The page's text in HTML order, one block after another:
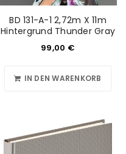
BD 131-A-1 2,72m X 11m
Hintergrund Thunder Gray
99,00 €
IN DEN WARENKORB